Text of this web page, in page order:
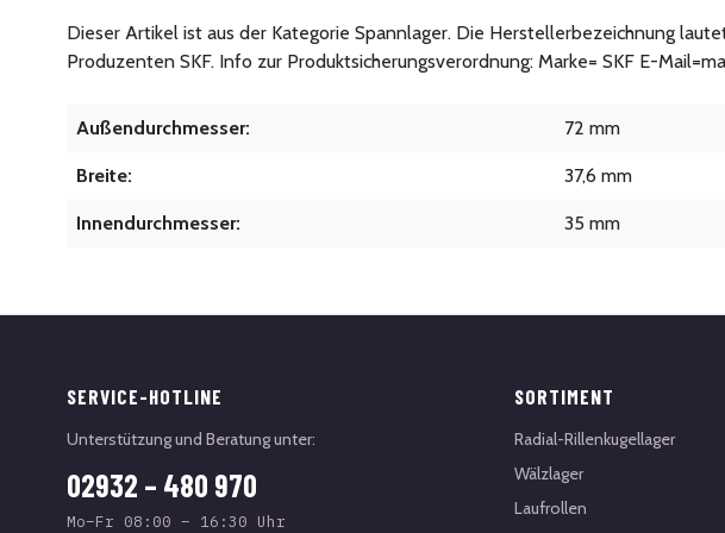
Dieser Artikel ist aus der Kategorie Spannlager. Die Herstellerbezeichnung
Produzenten SKF. Info zur Produktsicherungsverordnung: Marke= SKF E-
Außendurchmesser: 72 mm
Breite: 37,6 mm
Innendurchmesser: 35 mm
SERVICE-HOTLINE
Unterstützung und Beratung unter:
02932 – 480 970
Mo–Fr 08:00 – 16:30 Uhr
SORTIMENT
Radial-Rillenkugellager
Wälzlager
Laufrollen